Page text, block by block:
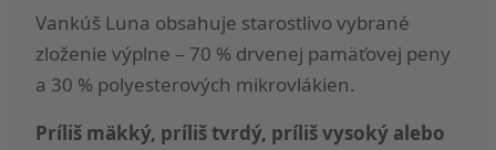
Vankúš Luna obsahuje starostlivo vybrané
zloženie výplne – 70 % drvenej pamäťovej peny
a 30 % polyesterových mikrovlákien.
Príliš mäkký, príliš tvrdý, príliš vysoký alebo